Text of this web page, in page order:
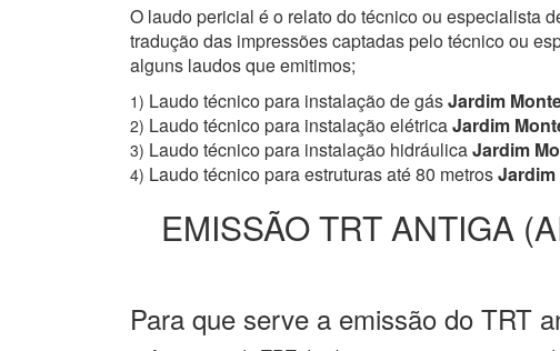
O laudo pericial é o relato do técnico ou especialista
tradução das impressões captadas pelo técnico ou
alguns laudos que emitimos;
1) Laudo técnico para instalação de gásJardim
2) Laudo técnico para instalação elétricaJardim
3) Laudo técnico para instalação hidráulicaJardim
4) Laudo técnico para estruturas até 80 metrosJardim
EMISSÃO TRT ANTIGA
Para que serve a emissão do TRT